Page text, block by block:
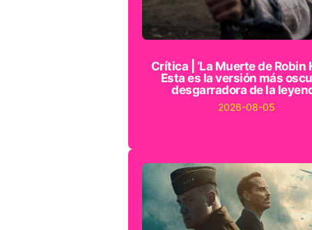
Crítica | ‘La Muerte de Robin
Esta es la versión más
desgarradora de la
2026-08-05